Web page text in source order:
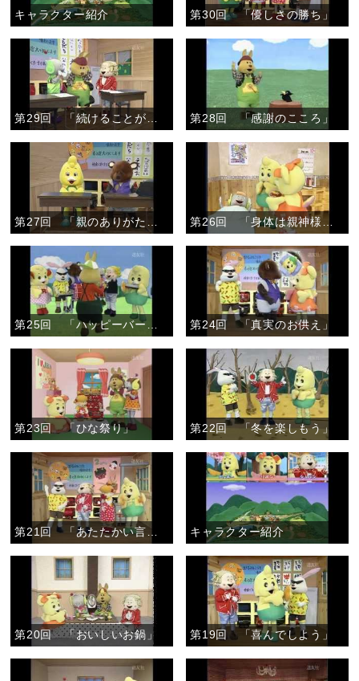
キャラクター紹介 第30回 「優しさの勝ち」
第29回 「続けることが大切」 第28回 「感謝のこころ」
第25回 「ハッピーバースデイ」 第24回 「真実のお供え」
第23回 「ひな祭り」 第22回 「冬を楽しもう」
キャラクター紹介
第20回 「おいしいお鍋」 第19回 「喜んでしよう」